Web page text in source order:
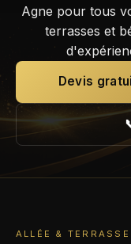
Agne pour tous
terrasses et
Devis
ALLÉE &